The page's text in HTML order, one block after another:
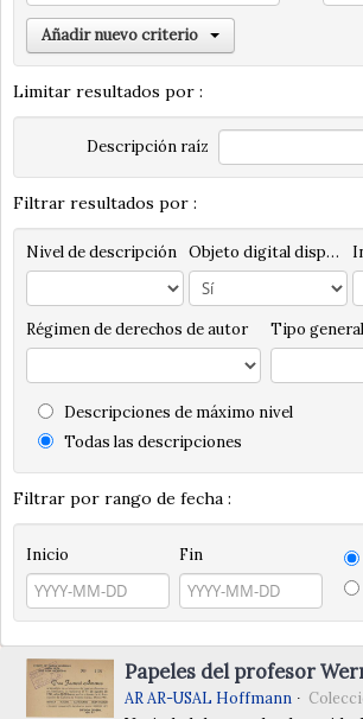
Añadir nuevo criterio
Limitar resultados por :
Descripción raíz
Filtrar resultados por :
Nivel de descripción Objeto digital disponibles
Régimen de derechos de autor Tipo
Descripciones de máximo nivel
Todas las descripciones
Filtrar por rango de fecha :
Inicio Fin
Papeles del profesor
AR AR-USAL Hoffmann